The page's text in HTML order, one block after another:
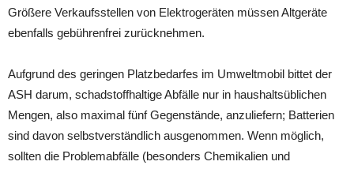
Größere Verkaufsstellen von Elektrogeräten müssen Altgeräte
ebenfalls gebührenfrei zurücknehmen.
Aufgrund des geringen Platzbedarfes im Umweltmobil bittet der
ASH darum, schadstoffhaltige Abfälle nur in haushaltsüblichen
Mengen, also maximal fünf Gegenstände, anzuliefern; Batterien
sind davon selbstverständlich ausgenommen. Wenn möglich,
sollten die Problemabfälle (besonders Chemikalien und